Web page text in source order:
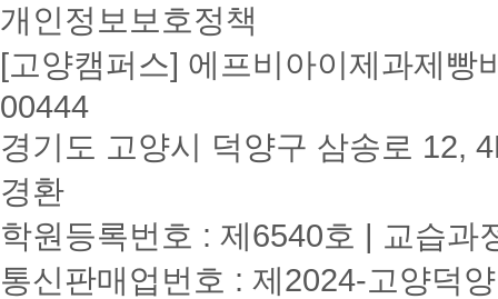
개인정보보호정책
[고양캠퍼스] 에프비아이제과제빵
00444
경기도 고양시 덕양구 삼송로 12,
경환
학원등록번호 : 제6540호 | 교습과
통신판매업번호 : 제2024-고양덕